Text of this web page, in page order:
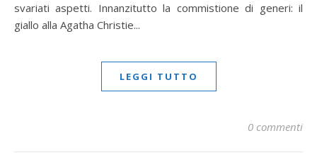
svariati aspetti. Innanzitutto la commistione di generi: il
giallo alla Agatha Christie...
LEGGI TUTTO
0 commenti